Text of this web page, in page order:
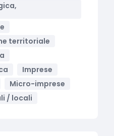
territoriale
Imprese
Micro-imprese
/ locali